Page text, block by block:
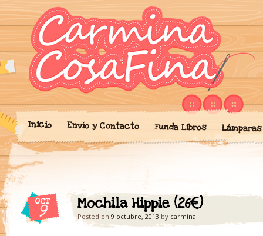
'Cosicas' de
Blog donde expongo mis
portalibros, mochilas,
cariño.
Inicio Envío y Contacto Funda Libros Lámparas
OCT
9 Mochila Hippie (26€)
Posted on 9 octubre, 2013 by carmina